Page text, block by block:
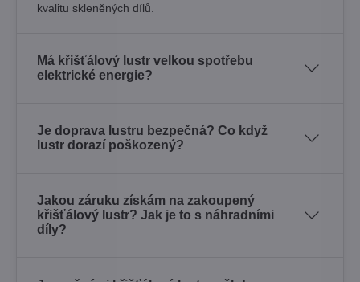
kvalitu skleněných dílů.
Má křišťálový lustr velkou spotřebu
elektrické energie?
Je doprava lustru bezpečná? Co když
lustr dorazí poškozený?
Jakou záruku získám na zakoupený
křišťálový lustr? Jak je to s náhradními
díly?